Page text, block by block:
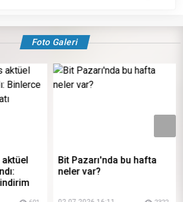
Foto Galeri
Bit Pazarı'nda bu hafta
neler var?